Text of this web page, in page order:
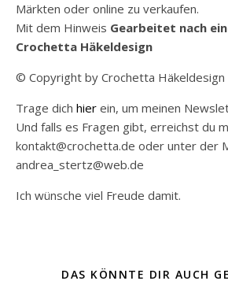
Märkten oder online zu verkaufen.
Mit dem Hinweis Gearbeitet nach
Crochetta Häkeldesign
© Copyright by Crochetta Häkeldesign
Trage dich hier ein, um meinen
Und falls es Fragen gibt, erreichst du
kontakt@crochetta.de oder unter der
andrea_stertz@web.de
Ich wünsche viel Freude damit.
DAS KÖNNTE DIR AUCH